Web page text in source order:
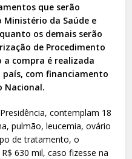
que serão
da Saúde e
os demais serão
de Procedimento
a compra é realizada
com financiamento
Nacional.
contemplam 18
pulmão, leucemia, ovário
de tratamento, o
630 mil, caso fizesse na